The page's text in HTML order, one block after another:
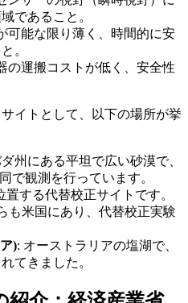
であること。
可能な限り薄く、時間的に安
。
の運搬コストが低く、安全性
イトとして、以下の場所が挙
州にある平坦で広い砂漠で、
で観測を行っています。
置する代替校正サイトです。
も米国にあり、代替校正実験
): オーストラリアの塩湖で、
てきました。